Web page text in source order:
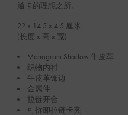
通卡的理想之所。
22 x 14.5 x 4.5 厘米
(长度 x 高 x 宽)
Monogram Shadow 牛皮革
织物内衬
牛皮革饰边
金属件
拉链开合
可拆卸拉链卡夹